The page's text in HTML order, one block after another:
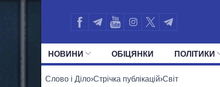
НОВИНИ ОБIЦЯНКИ ПОЛIТИКИ
УСІ ПОЛІТИКИ ПРЕЗИДЕНТ І ОФІС
Слово і Діло›Стрічка публікацій›Світ